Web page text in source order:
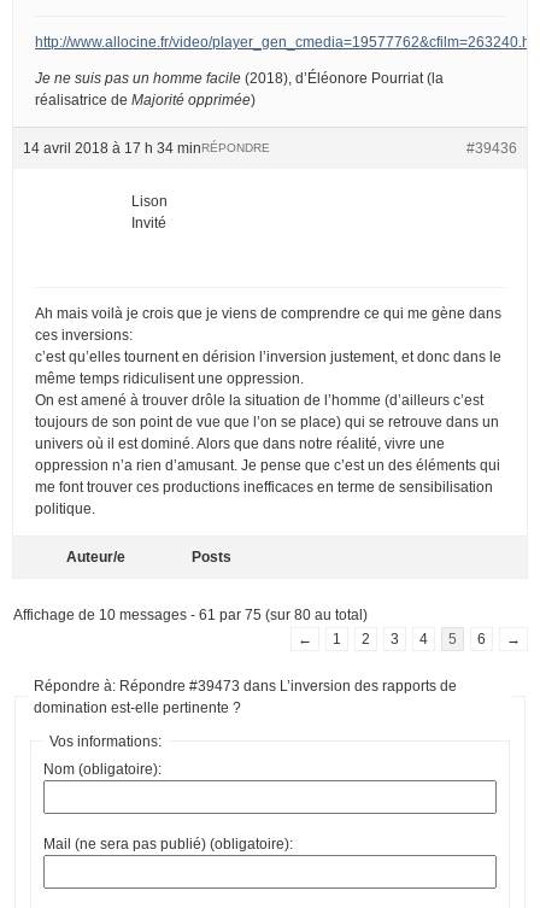
http://www.allocine.fr/video/
Je ne suis pas un homme facile (2018), d’Éléonore Pourriat (la
réalisatrice de Majorité opprimée)
14 avril 2018 à 17 h 34 min #39436
RÉPONDRE
Lison
Invité
Ah mais voilà je crois que je viens de comprendre ce qui me gène dans
ces inversions:
c’est qu’elles tournent en dérision l’inversion justement, et donc dans le
même temps ridiculisent une oppression.
On est amené à trouver drôle la situation de l’homme (d’ailleurs c’est
toujours de son point de vue que l’on se place) qui se retrouve dans un
univers où il est dominé. Alors que dans notre réalité, vivre une
oppression n’a rien d’amusant. Je pense que c’est un des éléments qui
me font trouver ces productions inefficaces en terme de sensibilisation
politique.
Auteur/e Posts
Affichage de 10 messages - 61 par 75 (sur 80 au total)
←
1 2 3 4 5 6 →
Répondre à: Répondre #39473 dans L’inversion des rapports de
domination est-elle pertinente ?
Vos informations:
Nom (obligatoire):
Mail (ne sera pas publié) (obligatoire):